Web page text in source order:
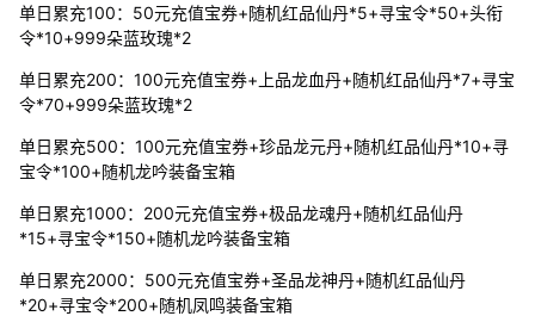
单日累充100：50元充值宝券+随机红品仙丹*5+寻宝令*50+头衔
令*10+999朵蓝玫瑰*2
单日累充200：100元充值宝券+上品龙血丹+随机红品仙丹*7+寻宝
令*70+999朵蓝玫瑰*2
单日累充500：100元充值宝券+珍品龙元丹+随机红品仙丹*10+寻
宝令*100+随机龙吟装备宝箱
单日累充1000：200元充值宝券+极品龙魂丹+随机红品仙丹
*15+寻宝令*150+随机龙吟装备宝箱
单日累充2000：500元充值宝券+圣品龙神丹+随机红品仙丹
*20+寻宝令*200+随机凤鸣装备宝箱